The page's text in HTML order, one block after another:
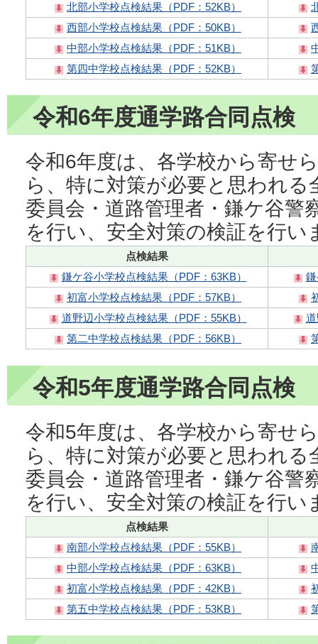
北部小学校点検結果（PDF：52KB）
西部小学校点検結果（PDF：50KB）
中部小学校点検結果（PDF：51KB）
第四中学校点検結果（PDF：52KB）
令和6年度通学路合同点検
令和6年度は、各学校から寄せ
ら、特に対策が必要と思われ
委員会・道路管理者・鎌ケ谷警
を行い、安全対策の検証を行い
点検結果
鎌ケ谷小学校点検結果（PDF：63KB）
初富小学校点検結果（PDF：57KB）
道野辺小学校点検結果（PDF：55KB）
第二中学校点検結果（PDF：56KB）
令和5年度通学路合同点検
令和5年度は、各学校から寄せ
ら、特に対策が必要と思われ
委員会・道路管理者・鎌ケ谷警
を行い、安全対策の検証を行い
点検結果
南部小学校点検結果（PDF：55KB）
中部小学校点検結果（PDF：63KB）
初富小学校点検結果（PDF：42KB）
第五中学校点検結果（PDF：53KB）